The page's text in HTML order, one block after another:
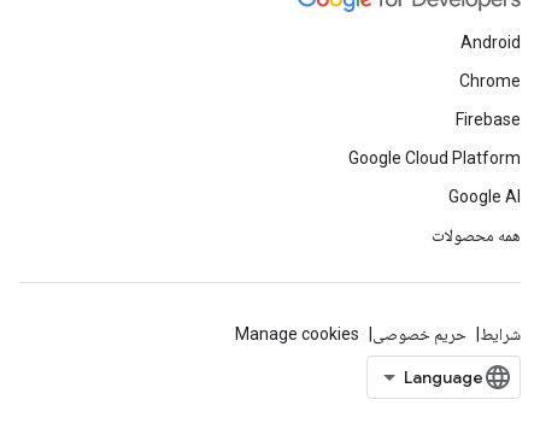
Android
Chrome
Firebase
Google Cloud Platform
Google AI
همه محصولات
شرایط حریم خصوصی Manage cookies